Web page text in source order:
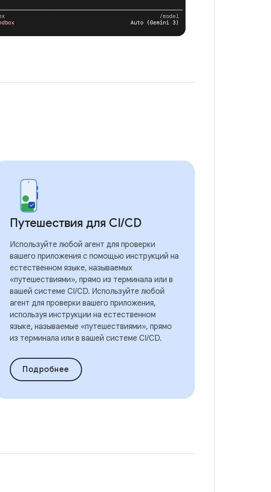
Путешествия для CI/CD
Используйте любой агент для проверки
вашего приложения с помощью инструкций на
естественном языке, называемых
«путешествиями», прямо из терминала или в
вашей системе CI/CD. Используйте любой
агент для проверки вашего приложения,
используя инструкции на естественном
языке, называемые «путешествиями», прямо
из терминала или в вашей системе CI/CD.
Подробнее